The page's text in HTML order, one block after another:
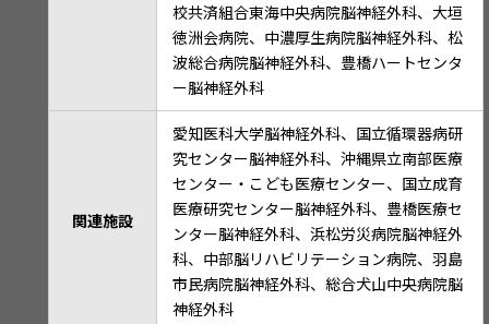
校共済組合東海中央病院脳神経外科、大垣
徳洲会病院、中濃厚生病院脳神経外科、松
波総合病院脳神経外科、豊橋ハートセンタ
ー脳神経外科
関連施設
愛知医科大学脳神経外科、国立循環器病研
究センター脳神経外科、沖縄県立南部医療
センター・こども医療センター、国立成育
医療研究センター脳神経外科、豊橋医療セ
ンター脳神経外科、浜松労災病院脳神経外
科、中部脳リハビリテーション病院、羽島
市民病院脳神経外科、総合犬山中央病院脳
神経外科